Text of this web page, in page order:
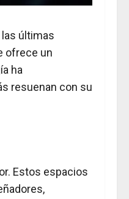
últimas
ofrece un
ha
resuenan con su
Estos espacios